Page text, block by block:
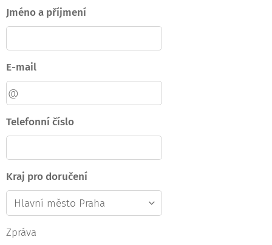
Jméno a příjmení
E-mail
Telefonní číslo
Kraj pro doručení
Zpráva